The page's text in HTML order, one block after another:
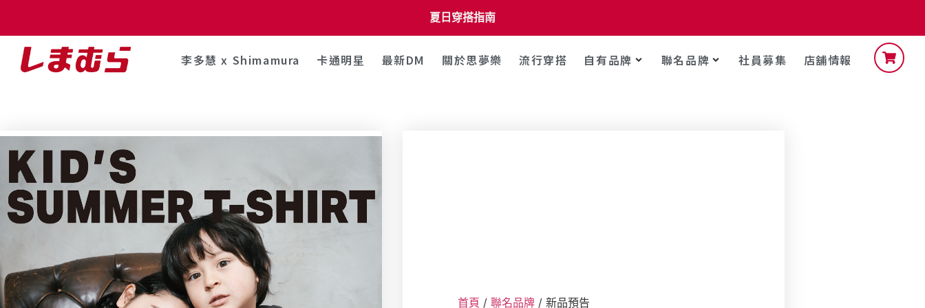
夏日穿搭指南
李多慧 x Shimamura 卡通明星 最新DM 關於思夢樂 流行穿搭 自有品牌 聯名品牌 社員募集 店舖情報
首頁 / 聯名品牌 / 新品預告